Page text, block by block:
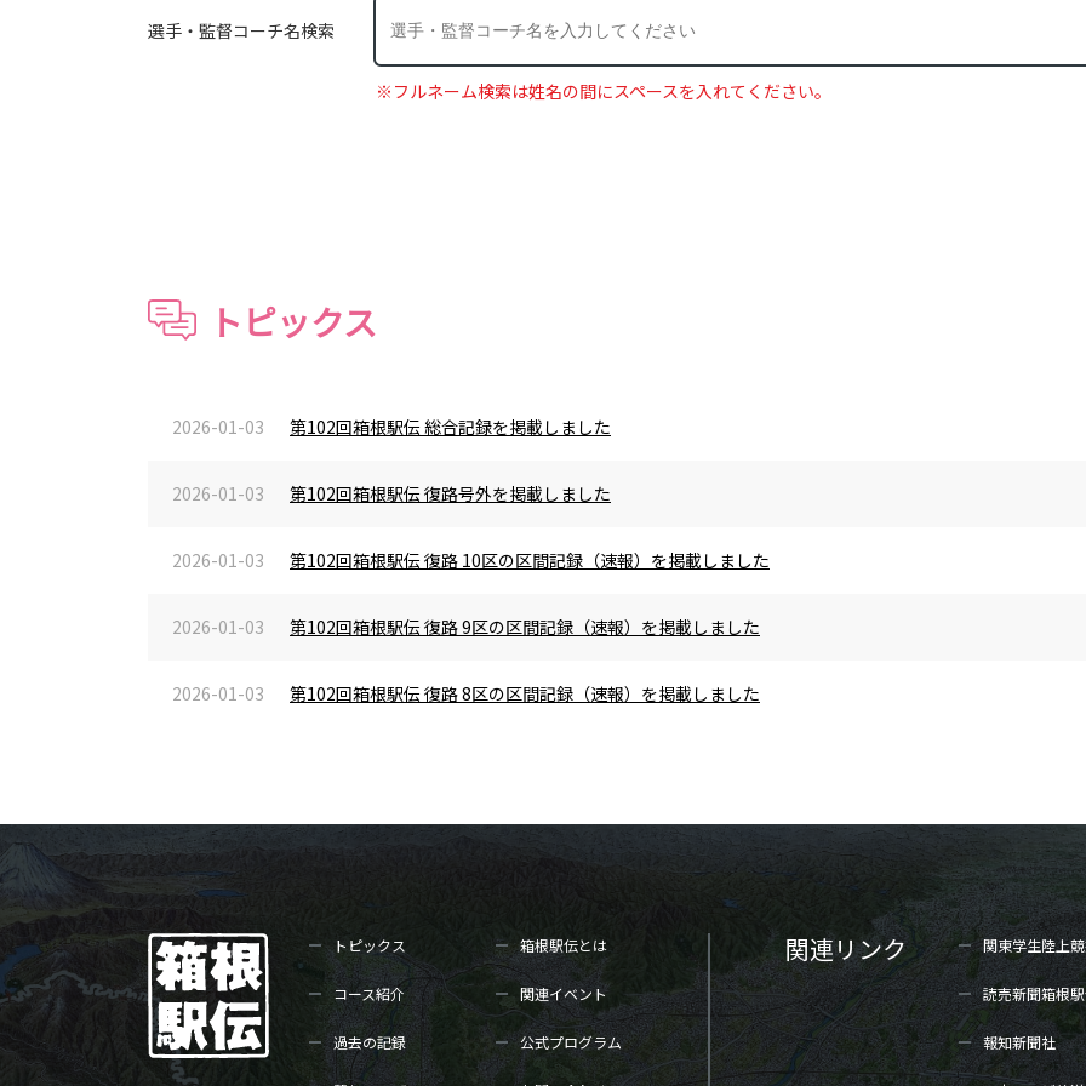
選手・監督コーチ名検索
※フルネーム検索は姓名の間にスペースを入れてください。
トピックス
2026-01-03 第102回箱根駅伝 総合記録を掲載しました
2026-01-03 第102回箱根駅伝 復路号外を掲載しました
2026-01-03 第102回箱根駅伝 復路 10区の区間記録（速報）を掲載しました
2026-01-03 第102回箱根駅伝 復路 9区の区間記録（速報）を掲載しました
2026-01-03 第102回箱根駅伝 復路 8区の区間記録（速報）を掲載しました
トピックス 箱根駅伝とは
コース紹介 関連イベント
過去の記録 公式プログラム
関連リンク 関東学生陸上
読売新聞箱根
報知新聞社